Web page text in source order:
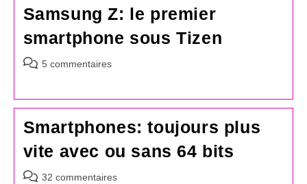
Samsung Z: le premier
smartphone sous Tizen
Commentaires
publication :
5 commentaires
Smartphones: toujours plus
vite avec ou sans 64 bits
Commentaires
32 commentaires